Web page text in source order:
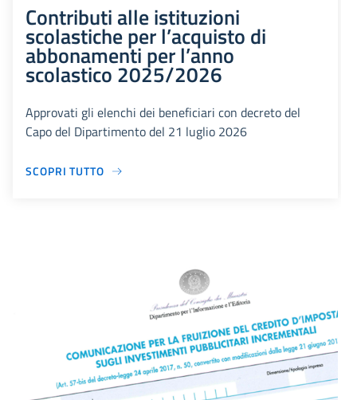
Contributi alle istituzioni
scolastiche per l’acquisto di
abbonamenti per l’anno
scolastico 2025/2026
Approvati gli elenchi dei beneficiari con decreto del
Capo del Dipartimento del 21 luglio 2026
SCOPRI TUTTO